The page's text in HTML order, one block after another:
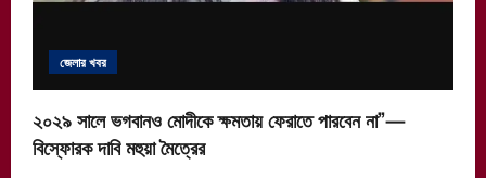
জেলার খবর
২০২৯ সালে ভগবানও মোদীকে ক্ষমতায় ফেরাতে পারবেন না”—
বিস্ফোরক দাবি মহুয়া মৈত্রের